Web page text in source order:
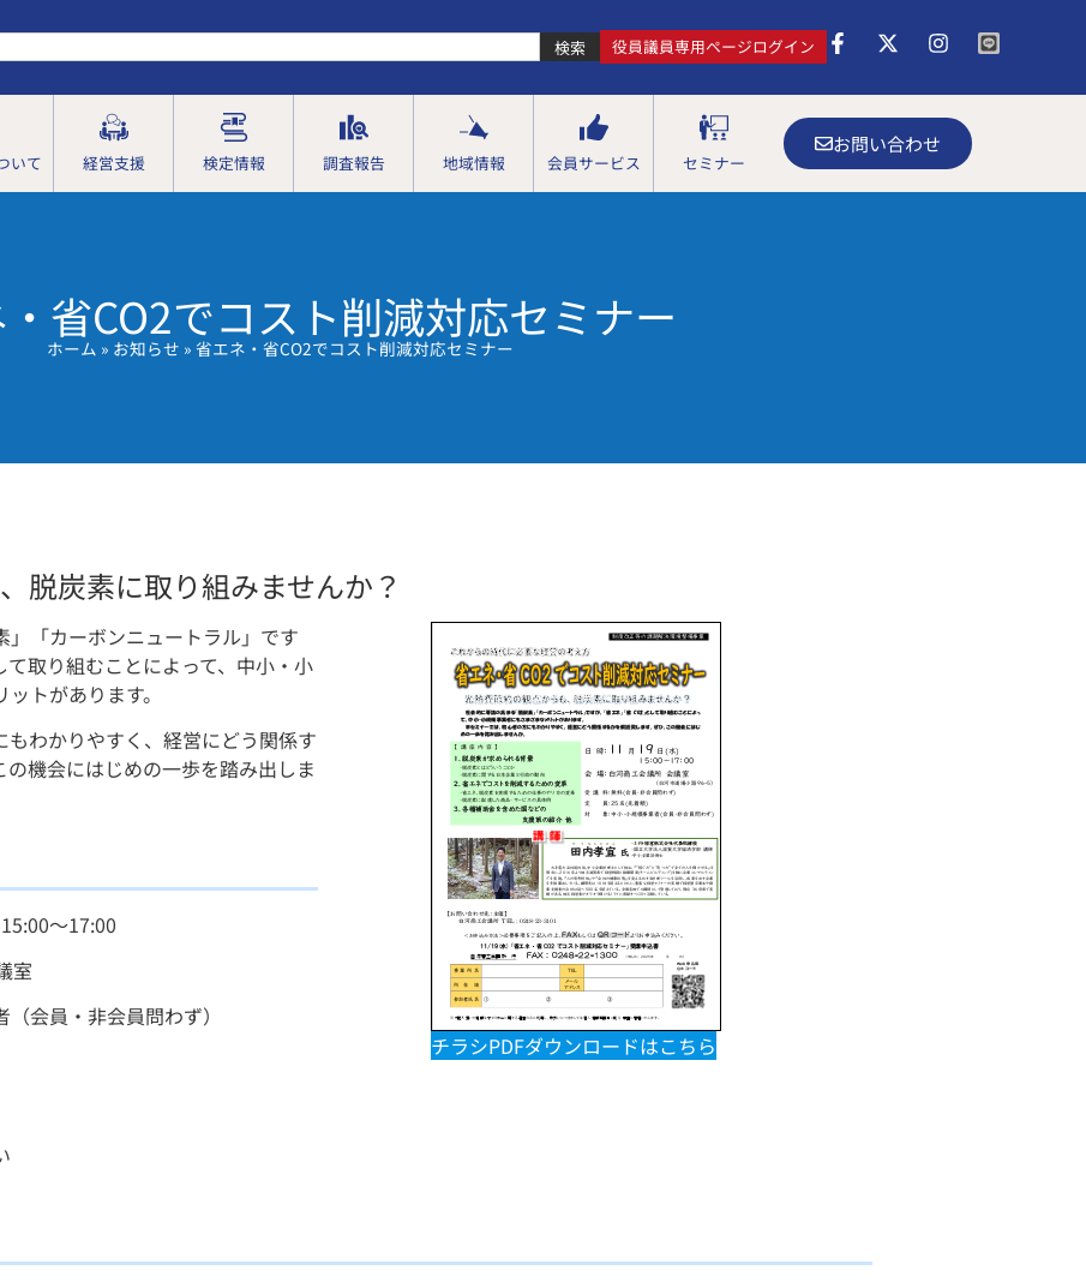
検索 役員議員専用ページログイン
いて 経営支援 検定情報 調査報告 地域情報 会員サービス セミナー
お問い合わせ
省CO2でコスト削減対応セミナー
ホーム » お知らせ » 省エネ・省CO2でコスト削減対応セミナー
脱炭素に取り組みませんか？
「カーボンニュートラル」です
取り組むことによって、中小・小
トがあります。
わかりやすく、経営にどう関係す
機会にはじめの一歩を踏み出しま
〜17:00
室
会員・非会員問わず）
チラシPDFダウンロードはこちら